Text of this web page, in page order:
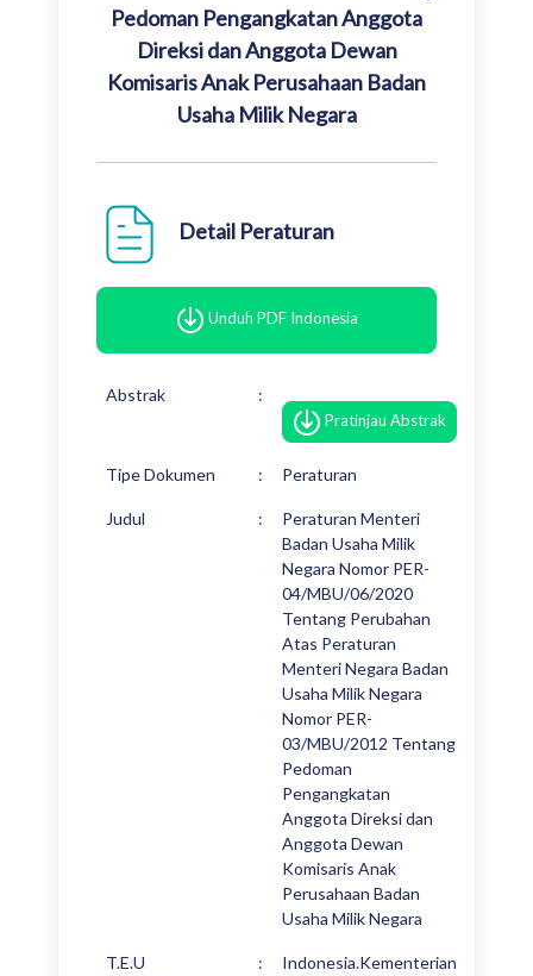
Pedoman Pengangkatan Anggota
Direksi dan Anggota Dewan
Komisaris Anak Perusahaan Badan
Usaha Milik Negara
Detail Peraturan
Unduh PDF Indonesia
Abstrak :
Pratinjau Abstrak
Tipe Dokumen : Peraturan
Judul :
Peraturan Menteri
Badan Usaha Milik
Negara Nomor PER-
04/MBU/06/2020
Tentang Perubahan
Atas Peraturan
Menteri Negara Badan
Usaha Milik Negara
Nomor PER-
03/MBU/2012 Tentang
Pedoman
Pengangkatan
Anggota Direksi dan
Anggota Dewan
Komisaris Anak
Perusahaan Badan
Usaha Milik Negara
T.E.U
:
Indonesia.Kementerian